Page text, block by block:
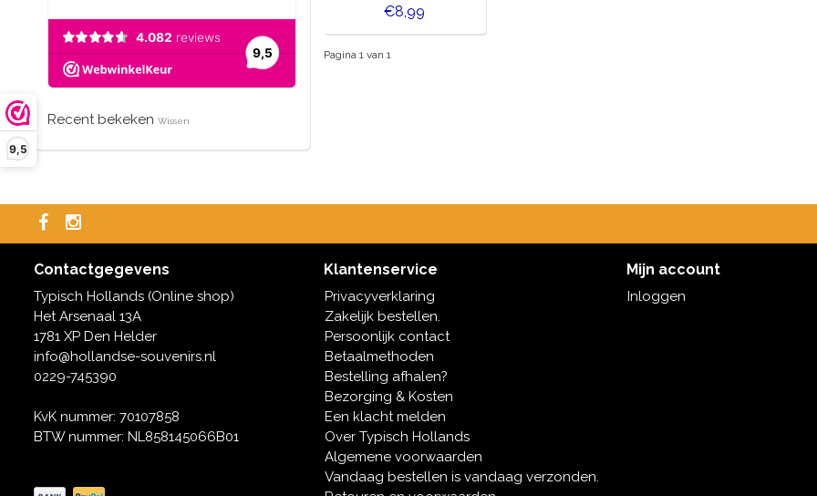
9,5
Recent bekeken Wissen
€8,99
Pagina 1 van 1
Contactgegevens
Typisch Hollands (Online shop)
Het Arsenaal 13A
1781 XP Den Helder
info@hollandse-souvenirs.nl
0229-745390
KvK nummer: 70107858
BTW nummer: NL858145066B01
Klantenservice
Privacyverklaring
Zakelijk bestellen.
Persoonlijk contact
Betaalmethoden
Bestelling afhalen?
Bezorging & Kosten
Een klacht melden
Over Typisch Hollands
Algemene voorwaarden
Vandaag bestellen is vandaag verzonden.
Mijn account
Inloggen